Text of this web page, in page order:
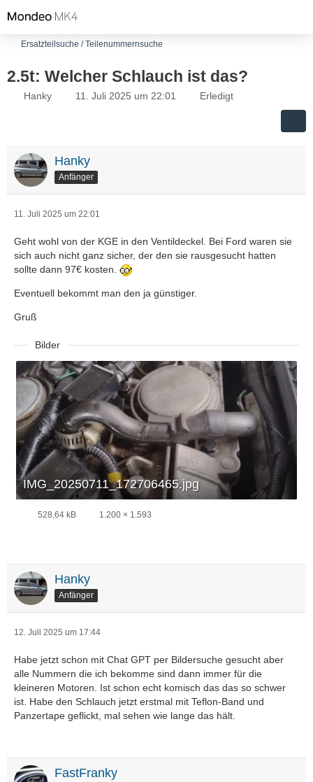
Ersatzteilsuche / Teilenummernsuche
2.5t: Welcher Schlauch ist das?
Hanky 11. Juli 2025 um 22:01 Erledigt
Hanky
Anfänger
11. Juli 2025 um 22:01
Geht wohl von der KGE in den Ventildeckel. Bei Ford waren sie
sich auch nicht ganz sicher, der den sie rausgesucht hatten
sollte dann 97€ kosten.
Eventuell bekommt man den ja günstiger.
Gruß
Bilder
IMG_20250711_172706465.jpg
528,64 kB 1.200 × 1.593
Hanky
Anfänger
12. Juli 2025 um 17:44
Habe jetzt schon mit Chat GPT per Bildersuche gesucht aber
alle Nummern die ich bekomme sind dann immer für die
kleineren Motoren. Ist schon echt komisch das das so schwer
ist. Habe den Schlauch jetzt erstmal mit Teflon-Band und
Panzertape geflickt, mal sehen wie lange das hält.
FastFranky